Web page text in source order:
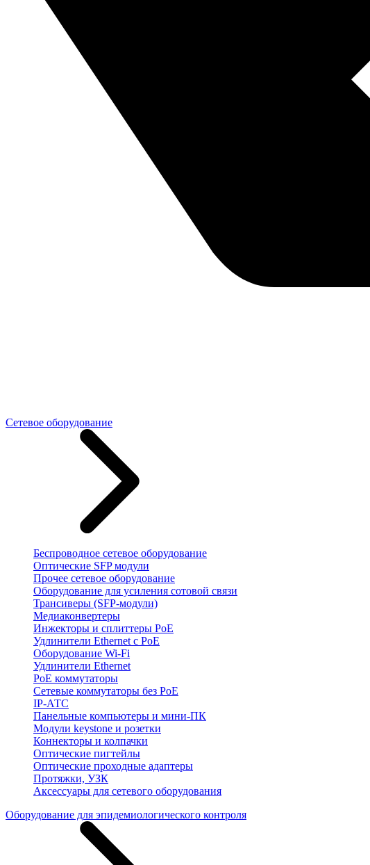
Сетевое оборудование
Беспроводное сетевое оборудование
Оптические SFP модули
Прочее сетевое оборудование
Оборудование для усиления сотовой связи
Трансиверы (SFP-модули)
Медиаконвертеры
Инжекторы и сплиттеры PoE
Удлинители Ethernet с PoE
Оборудование Wi-Fi
Удлинители Ethernet
PoE коммутаторы
Сетевые коммутаторы без PoE
IP-АТС
Панельные компьютеры и мини-ПК
Модули keystone и розетки
Коннекторы и колпачки
Оптические пигтейлы
Оптические проходные адаптеры
Протяжки, УЗК
Аксессуары для сетевого оборудования
Оборудование для эпидемиологического контроля